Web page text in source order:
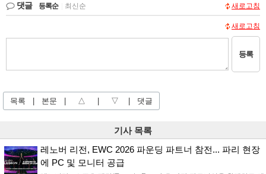
댓글 등록순 최신순 새로고침
새로고침
등록
목록 본문 △ ▽ 댓글
기사 목록
레노버 리전, EWC 2026 파운딩 파트너 참전... 파리 현장
에 PC 및 모니터 공급